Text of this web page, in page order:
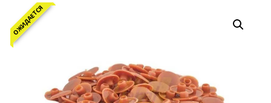
ОЖИДАЕТСЯ